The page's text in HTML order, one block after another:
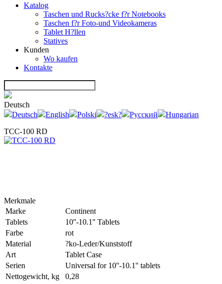
Katalog
Taschen und Rucks?cke f?r Notebooks
Taschen f?r Foto-und Videokameras
Tablet H?llen
Statives
Kunden
Wo kaufen
Kontakte
Deutsch
Deutsch
English Polski ?esk? Русский
Hungarian
TCC-100 RD
Merkmale
Marke
Continent
Tablets
10''-10.1'' Tablets
Farbe
rot
Material
?ko-Leder/Kunststoff
Art
Tablet Case
Serien
Universal for 10''-10.1'' tablets
Nettogewicht, kg
0,28